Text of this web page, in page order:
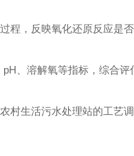
程，反映氧化还原反应是
、溶解氧等指标，综合评
村生活污水处理站的工艺